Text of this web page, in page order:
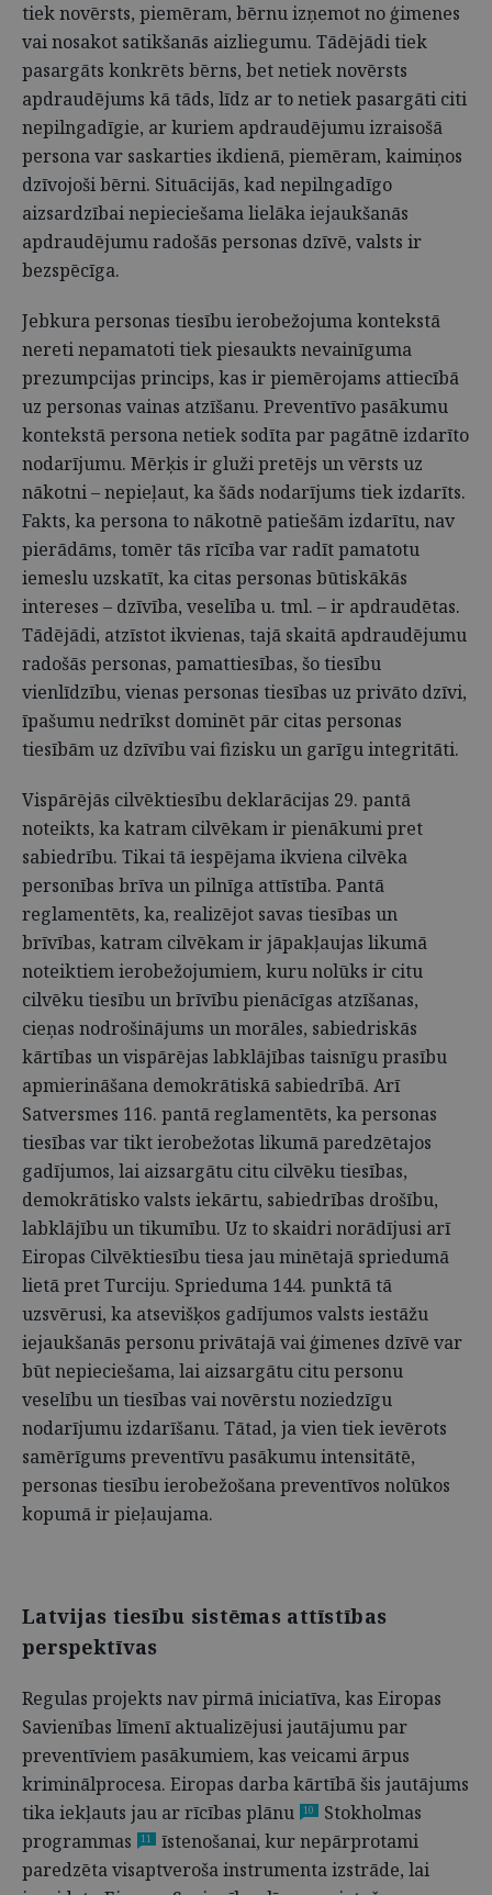
tiek novērsts, piemēram, bērnu izņemot no ģimenes
vai nosakot satikšanās aizliegumu. Tādējādi tiek
pasargāts konkrēts bērns, bet netiek novērsts
apdraudējums kā tāds, līdz ar to netiek pasargāti citi
nepilngadīgie, ar kuriem apdraudējumu izraisošā
persona var saskarties ikdienā, piemēram, kaimiņos
dzīvojoši bērni. Situācijās, kad nepilngadīgo
aizsardzībai nepieciešama lielāka iejaukšanās
apdraudējumu radošās personas dzīvē, valsts ir
bezspēcīga.
Jebkura personas tiesību ierobežojuma kontekstā
nereti nepamatoti tiek piesaukts nevainīguma
prezumpcijas princips, kas ir piemērojams attiecībā
uz personas vainas atzīšanu. Preventīvo pasākumu
kontekstā persona netiek sodīta par pagātnē izdarīto
nodarījumu. Mērķis ir gluži pretējs un vērsts uz
nākotni – nepieļaut, ka šāds nodarījums tiek izdarīts.
Fakts, ka persona to nākotnē patiešām izdarītu, nav
pierādāms, tomēr tās rīcība var radīt pamatotu
iemeslu uzskatīt, ka citas personas būtiskākās
intereses – dzīvība, veselība u. tml. – ir apdraudētas.
Tādējādi, atzīstot ikvienas, tajā skaitā apdraudējumu
radošās personas, pamattiesības, šo tiesību
vienlīdzību, vienas personas tiesības uz privāto dzīvi,
īpašumu nedrīkst dominēt pār citas personas
tiesībām uz dzīvību vai fizisku un garīgu integritāti.
Vispārējās cilvēktiesību deklarācijas 29. pantā
noteikts, ka katram cilvēkam ir pienākumi pret
sabiedrību. Tikai tā iespējama ikviena cilvēka
personības brīva un pilnīga attīstība. Pantā
reglamentēts, ka, realizējot savas tiesības un
brīvības, katram cilvēkam ir jāpakļaujas likumā
noteiktiem ierobežojumiem, kuru nolūks ir citu
cilvēku tiesību un brīvību pienācīgas atzīšanas,
cieņas nodrošinājums un morāles, sabiedriskās
kārtības un vispārējas labklājības taisnīgu prasību
apmierināšana demokrātiskā sabiedrībā. Arī
Satversmes 116. pantā reglamentēts, ka personas
tiesības var tikt ierobežotas likumā paredzētajos
gadījumos, lai aizsargātu citu cilvēku tiesības,
demokrātisko valsts iekārtu, sabiedrības drošību,
labklājību un tikumību. Uz to skaidri norādījusi arī
Eiropas Cilvēktiesību tiesa jau minētajā spriedumā
lietā pret Turciju. Sprieduma 144. punktā tā
uzsvērusi, ka atsevišķos gadījumos valsts iestāžu
iejaukšanās personu privātajā vai ģimenes dzīvē var
būt nepieciešama, lai aizsargātu citu personu
veselību un tiesības vai novērstu noziedzīgu
nodarījumu izdarīšanu. Tātad, ja vien tiek ievērots
samērīgums preventīvu pasākumu intensitātē,
personas tiesību ierobežošana preventīvos nolūkos
kopumā ir pieļaujama.
Latvijas tiesību sistēmas attīstības
perspektīvas
Regulas projekts nav pirmā iniciatīva, kas Eiropas
Savienības līmenī aktualizējusi jautājumu par
preventīviem pasākumiem, kas veicami ārpus
kriminālprocesa. Eiropas darba kārtībā šis jautājums
tika iekļauts jau ar rīcības plānu
10
Stokholmas
programmas
11
īstenošanai, kur nepārprotami
paredzēta visaptveroša instrumenta izstrāde, lai